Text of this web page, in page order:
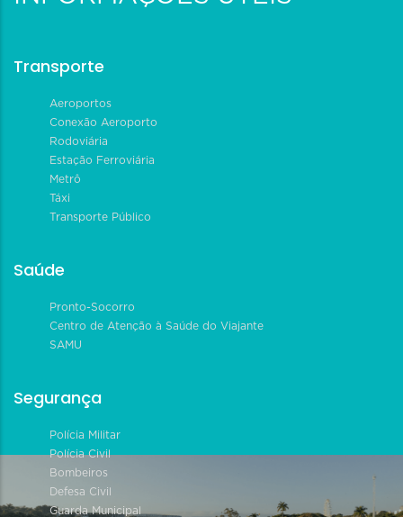
Transporte
Aeroportos
Conexão Aeroporto
Rodoviária
Estação Ferroviária
Metrô
Táxi
Transporte Público
Saúde
Pronto-Socorro
Centro de Atenção à Saúde do Viajante
SAMU
Segurança
Polícia Militar
Polícia Civil
Bombeiros
Defesa Civil
Guarda Municipal